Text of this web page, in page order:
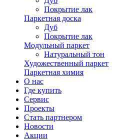
Покрытие лак
Паркетная доска
Дуб
Покрытие лак
Модульный паркет
Натуральный тон
Художественный паркет
Паркетная химия
О нас
Где купить
Сервис
Проекты
Стать партнером
Новости
Акции